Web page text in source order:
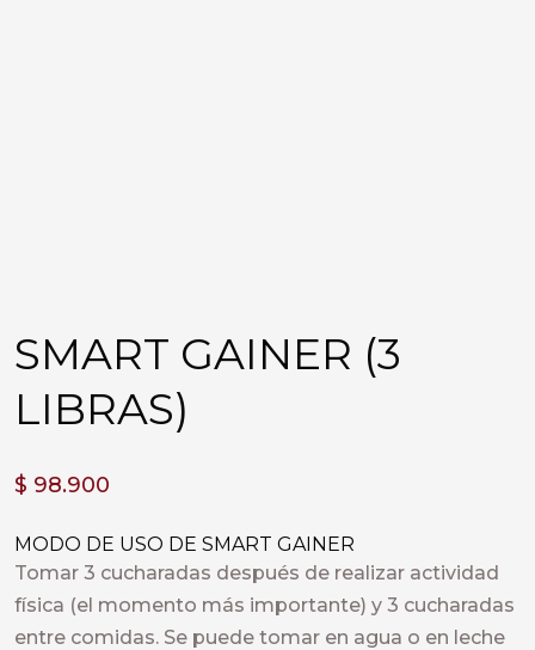
SMART GAINER (3
LIBRAS)
$ 98.900
MODO DE USO DE SMART GAINER
Tomar 3 cucharadas después de realizar actividad
física (el momento más importante) y 3 cucharadas
entre comidas. Se puede tomar en agua o en leche